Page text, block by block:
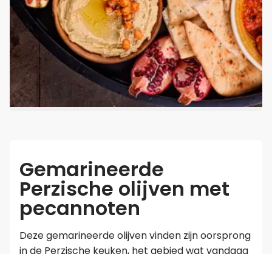
Gemarineerde
Perzische olijven met
pecannoten
Deze gemarineerde olijven vinden zijn oorsprong
in de Perzische keuken, het gebied wat vandaag